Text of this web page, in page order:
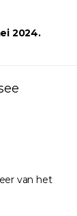
2024.
van het